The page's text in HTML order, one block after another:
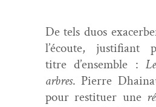
De tels duos
l’écoute, jus­ti­fi­ant
titre d’ensemble :
arbres. Pierre
pour restituer une